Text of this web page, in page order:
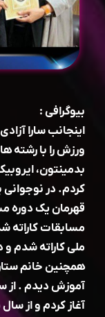
بیوگرافی :
ورزش را با رشته
بدمينتون،
کردم. در نوجوانی
قهرمان یک دوره
ملی کاراته شدم و
همچنین خانم